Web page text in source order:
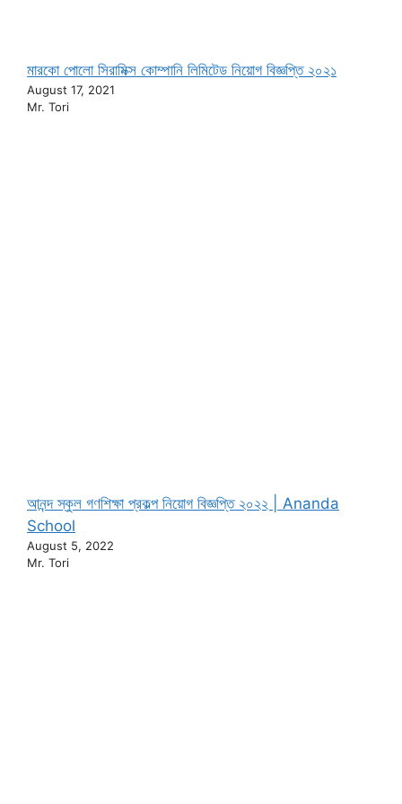
মারকো পোলো সিরামিক্স কোম্পানি লিমিটেড নিয়োগ বিজ্ঞপ্তি ২০২১
August 17, 2021
Mr. Tori
আনন্দ স্কুল গণশিক্ষা প্রকল্প নিয়োগ বিজ্ঞপ্তি ২০২২ | Ananda
School
August 5, 2022
Mr. Tori